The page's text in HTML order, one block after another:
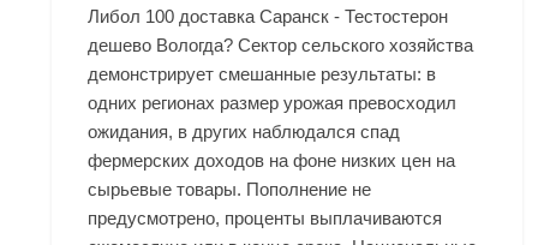
Либол 100 доставка Саранск - Тестостерон
дешево Вологда? Сектор сельского хозяйства
демонстрирует смешанные результаты: в
одних регионах размер урожая превосходил
ожидания, в других наблюдался спад
фермерских доходов на фоне низких цен на
сырьевые товары. Пополнение не
предусмотрено, проценты выплачиваются